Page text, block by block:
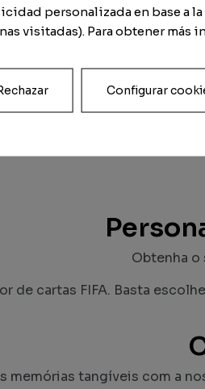
€ Desde
Obtenha o
de cartas FIFA. Basta
memórias tangíveis com a
personalizada en base a
visitadas). Para obtener más
Configurar